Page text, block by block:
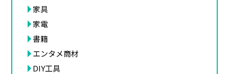
家具
家電
書籍
エンタメ商材
DIY工具